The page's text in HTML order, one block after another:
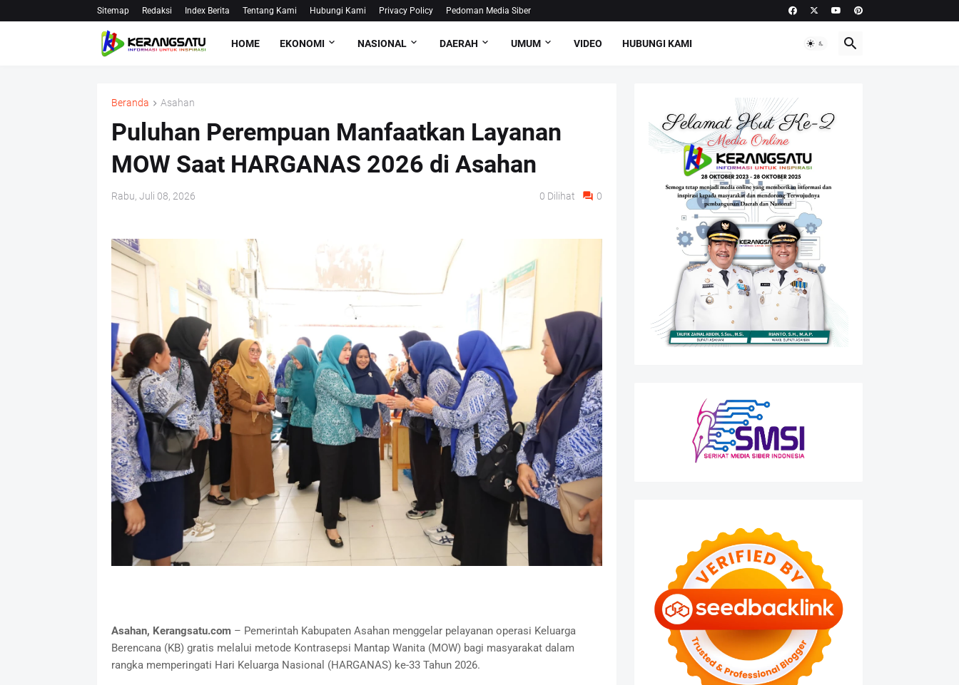
Sitemap Redaksi Index Berita Tentang Kami Hubungi Kami Privacy Policy Pedoman Media Siber
HOME EKONOMI NASIONAL DAERAH UMUM VIDEO HUBUNGI KAMI
Beranda Asahan
Puluhan Perempuan Manfaatkan Layanan
MOW Saat HARGANAS 2026 di Asahan
Rabu, Juli 08, 2026 0 Dilihat 0
Asahan, Kerangsatu.com– Pemerintah Kabupaten Asahan menggelar pelayanan operasi Keluarga
Berencana (KB) gratis melalui metode Kontrasepsi Mantap Wanita (MOW) bagi masyarakat dalam
rangka memperingati Hari Keluarga Nasional (HARGANAS) ke-33 Tahun 2026.